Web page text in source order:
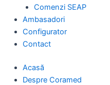
Comenzi SEAP
Ambasadori
Configurator
Contact
Acasă
Despre Coramed